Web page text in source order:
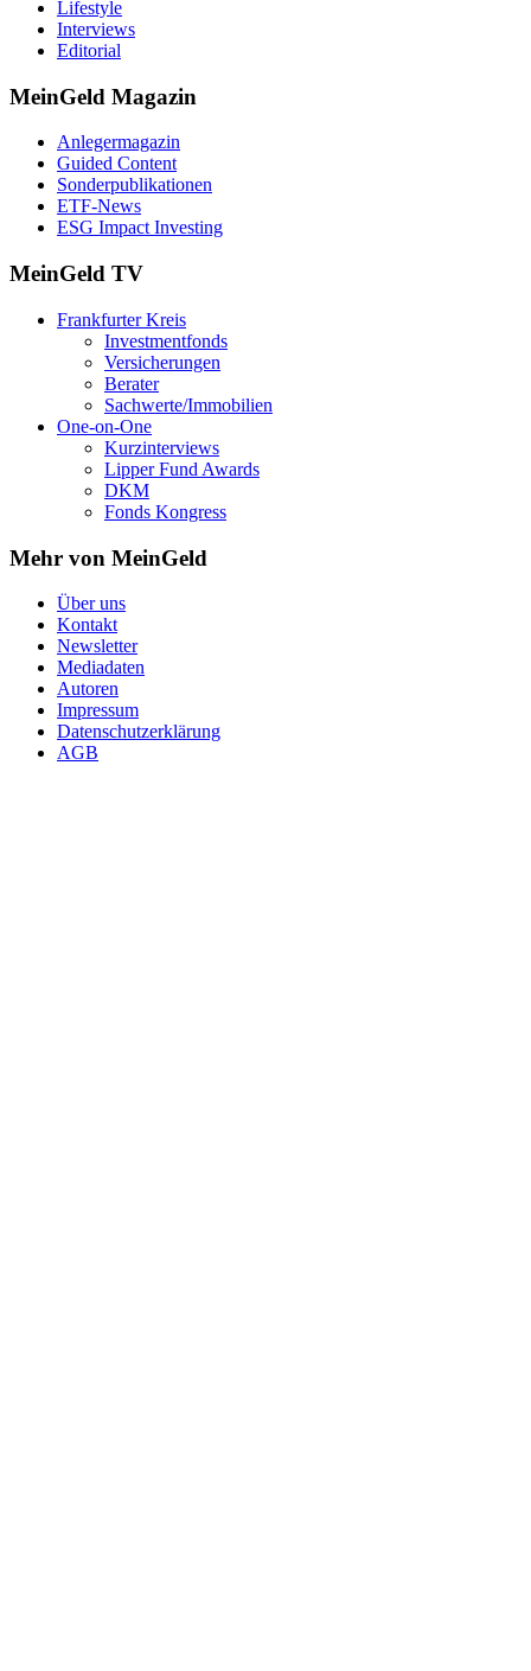
Lifestyle
Interviews
Editorial
MeinGeld Magazin
Anlegermagazin
Guided Content
Sonderpublikationen
ETF-News
ESG Impact Investing
MeinGeld TV
Frankfurter Kreis
Investmentfonds
Versicherungen
Berater
Sachwerte/Immobilien
One-on-One
Kurzinterviews
Lipper Fund Awards
DKM
Fonds Kongress
Mehr von MeinGeld
Über uns
Kontakt
Newsletter
Mediadaten
Autoren
Impressum
Datenschutzerklärung
AGB